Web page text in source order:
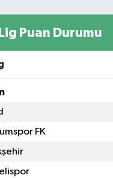
Puan Durumu
FK